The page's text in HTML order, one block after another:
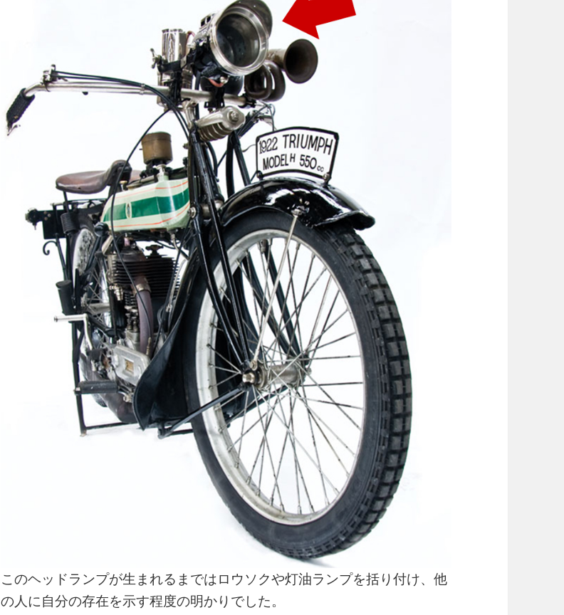
このヘッドランプが生まれるまではロウソクや灯油ランプを括り付け、他
の人に自分の存在を示す程度の明かりでした。